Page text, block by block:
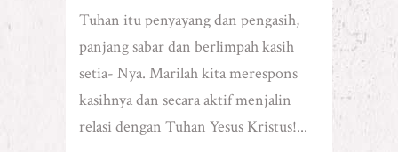
Tuhan itu penyayang dan pengasih,
panjang sabar dan berlimpah kasih
setia- Nya. Marilah kita merespons
kasihnya dan secara aktif menjalin
relasi dengan Tuhan Yesus Kristus!...